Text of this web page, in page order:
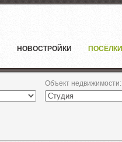
НОВОСТРОЙКИ ПОСЁЛКИ
Объект недвижимости: